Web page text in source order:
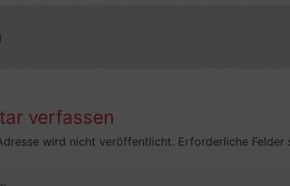
verfassen
wird nicht veröffentlicht. Erforderliche Felder